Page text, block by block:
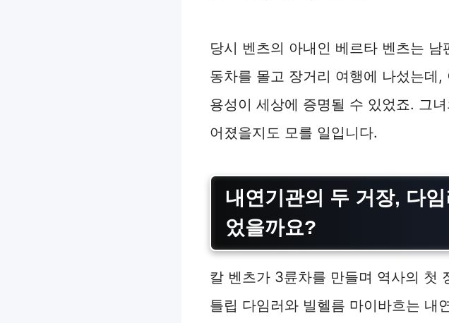
당시 벤츠의 아내인 베르타 벤츠는
동차를 몰고 장거리 여행에 나섰는데
용성이 세상에 증명될 수 있었죠. 그
어졌을지도 모를 일입니다.
내연기관의 두 거장, 다
었을까요?
칼 벤츠가 3륜차를 만들며 역사의 첫
틀립 다임러와 빌헬름 마이바흐는 내